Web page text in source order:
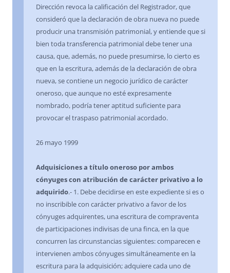
Dirección revoca la calificación del Registrador, que
consideró que la declaración de obra nueva no puede
producir una transmisión patrimonial, y entiende que si
bien toda transferencia patrimonial debe tener una
causa, que, además, no puede presumirse, lo cierto es
que en la escritura, además de la declaración de obra
nueva, se contiene un negocio jurídico de carácter
oneroso, que aunque no esté expresamente
nombrado, podría tener aptitud suficiente para
provocar el traspaso patrimonial acordado.
26 mayo 1999
Adquisiciones a título oneroso por ambos
cónyuges con atribución de carácter privativo a lo
adquirido.- 1. Debe decidirse en este expediente si es o
no inscribible con carácter privativo a favor de los
cónyuges adquirentes, una escritura de compraventa
de participaciones indivisas de una finca, en la que
concurren las circunstancias siguientes: comparecen e
intervienen ambos cónyuges simultáneamente en la
escritura para la adquisición; adquiere cada uno de